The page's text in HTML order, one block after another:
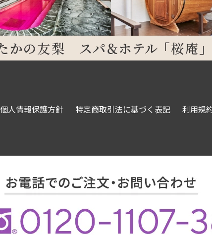
個人情報保護方針 特定商取引法に基づく表記 利用規